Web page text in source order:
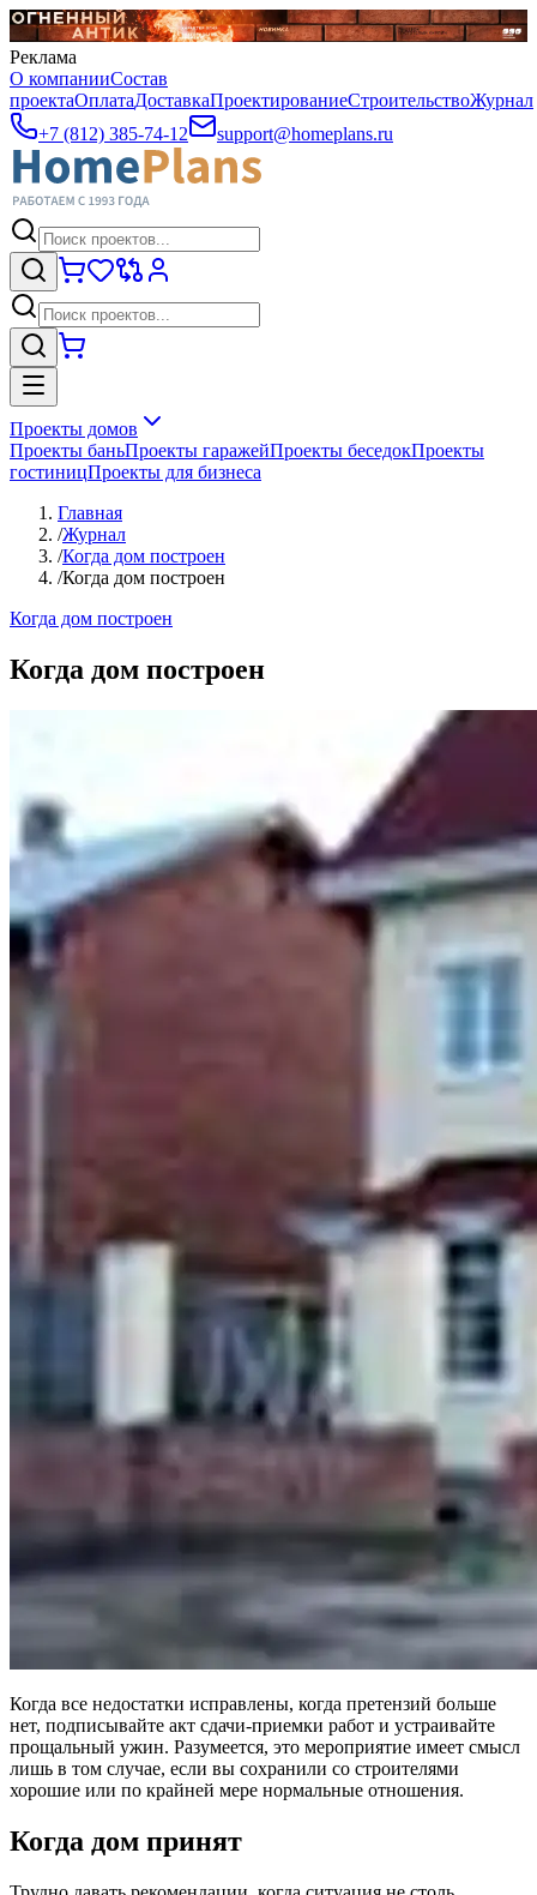
Реклама
О компанииСостав
проектаОплатаДоставкаПроектированиеСтроительствоЖурнал
+7 (812) 385-74-12
support@homeplans.ru
Проекты домов
Проекты баньПроекты гаражейПроекты беседокПроекты
гостиницПроекты для бизнеса
Главная
/Журнал
/Когда дом построен
/Когда дом построен
Когда дом построен
Когда дом построен
Когда все недостатки исправлены, когда претензий больше
нет, подписывайте акт сдачи-приемки работ и устраивайте
прощальный ужин. Разумеется, это мероприятие имеет смысл
лишь в том случае, если вы сохранили со строителями
хорошие или по крайней мере нормальные отношения.
Когда дом принят